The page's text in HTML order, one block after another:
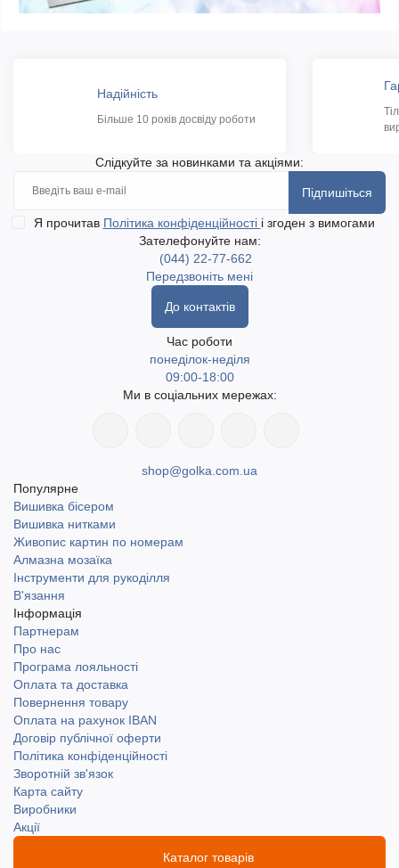
Надійність
Більше 10 років досвіду роботи
Слідкуйте за новинками та акціями:
Підпишіться
Я прочитав Політика конфіденційності і згоден з вимогами
Зателефонуйте нам:
(044) 22-77-662
Передзвоніть мені
До контактів
Час роботи
понеділок-неділя
09:00-18:00
Ми в соціальних мережах:
shop@golka.com.ua
Популярне
Вишивка бісером
Вишивка нитками
Живопис картин по номерам
Алмазна мозаїка
Інструменти для рукоділля
В'язання
Інформація
Партнерам
Про нас
Програма лояльності
Оплата та доставка
Повернення товару
Оплата на рахунок IBAN
Договір публічної оферти
Політика конфіденційності
Зворотній зв'язок
Карта сайту
Виробники
Акції
Каталог товарів